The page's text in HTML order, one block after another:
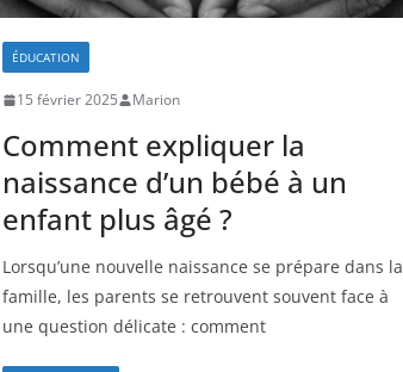
ÉDUCATION
15 février 2025 Marion
Comment expliquer la
naissance d’un bébé à un
enfant plus âgé ?
Lorsqu’une nouvelle naissance se prépare dans la
famille, les parents se retrouvent souvent face à
une question délicate : comment